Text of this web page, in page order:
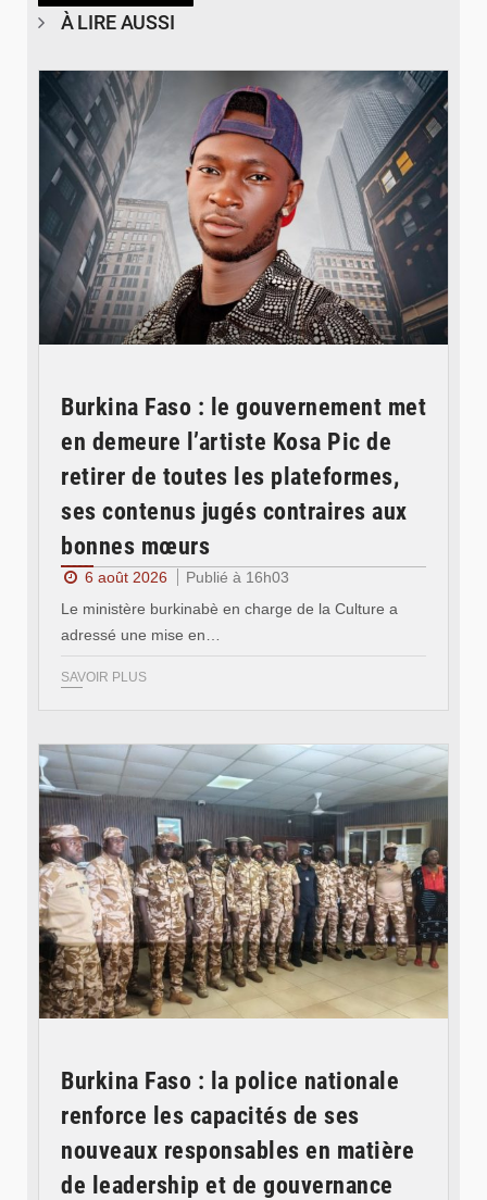
À LIRE AUSSI
Burkina Faso : le gouvernement met
en demeure l’artiste Kosa Pic de
retirer de toutes les plateformes,
ses contenus jugés contraires aux
bonnes mœurs
6 août 2026
Publié à 16h03
Le ministère burkinabè en charge de la Culture a
adressé une mise en…
SAVOIR PLUS
Burkina Faso : la police nationale
renforce les capacités de ses
nouveaux responsables en matière
de leadership et de gouvernance